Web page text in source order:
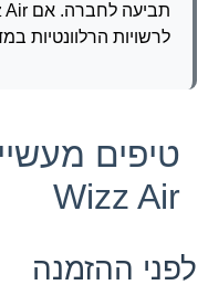
לרשויות הרלוונטיות
טיפים
Wizz Air
לפני ההזמנה